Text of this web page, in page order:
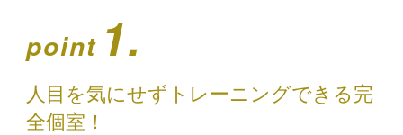
point 1.
人目を気にせずトレーニングできる完
全個室！